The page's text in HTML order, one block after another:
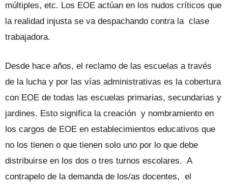
múltiples, etc. Los EOE actúan en los nudos críticos que
la realidad injusta se va despachando contra la clase
trabajadora.
Desde hace años, el reclamo de las escuelas a través
de la lucha y por las vías administrativas es la cobertura
con EOE de todas las escuelas primarias, secundarias y
jardines. Esto significa la creación y nombramiento en
los cargos de EOE en establecimientos educativos que
no los tienen o que tienen solo uno por lo que debe
distribuirse en los dos o tres turnos escolares. A
contrapelo de la demanda de los/as docentes, el